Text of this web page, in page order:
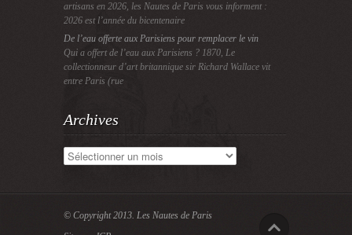
artisans en 2026, les Nautes de Paris vous informent :
2026 est l’année du bicentenaire
De l’eau offerte aux Parisiens pour remplacer le vin
Qui a offert de l’eau aux Parisiens ? 1870, Le
collectionneur d’art britannique sir Richard Wallace vit
entre Paris (rue
Archives
Archives
© Copyright 2013. Les Nautes de Paris